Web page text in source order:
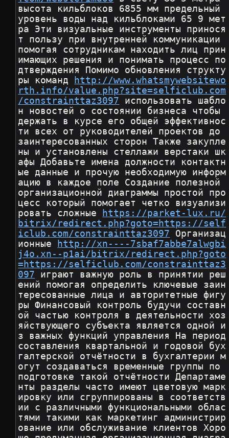
высота кильблоков 6855 мм предельный
уровень воды над кильблоками 65 9 мет
ра Эти визуальные инструменты принося
т пользу при внутренней коммуникации
помогая сотрудникам находить лиц прин
имающих решения и понимать процесс по
дтверждения Помимо обновления структу
ры команд
http://www.whatsmywebsitewo
rth.info/value.php?site=selficlub.com
/constrainttaz3097 использовать шабло
н новостей о состоянии бизнеса чтобы
держать в курсе его общей эффективнос
ти всех от руководителей проектов до
заинтересованных сторон Также закупле
ны и установлены стеллажи верстаки шк
афы Добавьте имена должности контактн
ые данные и прочую необходимую информ
ацию в каждое поле Создание полезной
организационной диаграммы простой про
цесс который помогает четко визуализи
ровать сложные
https://parket-lux.ru/
bitrix/redirect.php?goto=https://self
iclub.com/constrainttaz3097 Организац
ионные
http://xn----7sbaf7abbe7alwgbi
j4o.xn--p1ai/bitrix/redirect.php?goto
=https://selficlub.com/constrainttaz3
097 играют важную роль в принятии реш
ений помогая определить ключевые заин
тересованные лица и авторитетные фигу
ры Финансовый контроль будучи составн
ой частью контроля в деятельности хоз
яйствующего субъекта является одной и
з важных функций управления На период
составления квартальной и годовой бух
галтерской отчётности в бухгалтерии м
огут создаваться временные группы по
подготовке такой отчётности Департаме
нты разделы часто имеют цветовую марк
ировку или сгруппированы в соответств
ии с различными функциональными облас
тями такими как маркетинг администрир
ование или обслуживание клиентов Хоро